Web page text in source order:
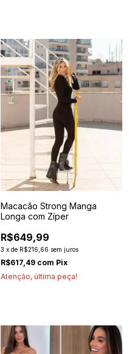
Macacão Strong Manga
Longa com Zíper
R$649,99
3 x de R$216,66 sem juros
R$617,49 com Pix
Atenção, última peça!